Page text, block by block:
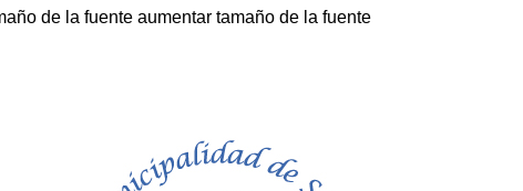
de la fuente aumentar tamaño de la fuente